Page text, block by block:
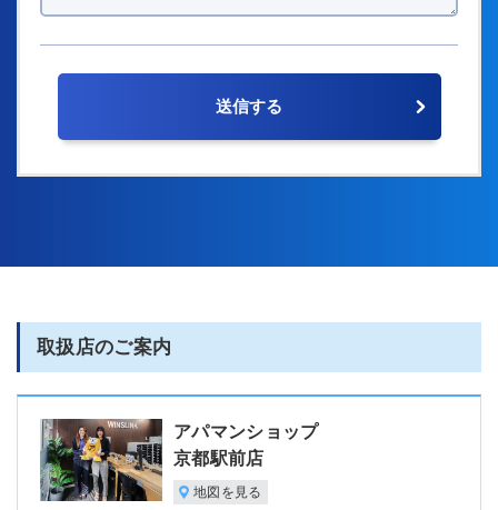
取扱店のご案内
アパマンショップ
京都駅前店
地図を見る